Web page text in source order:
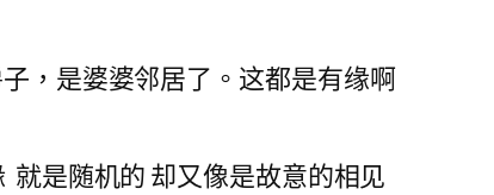
，是婆婆邻居了。这都是有缘啊
就是随机的 却又像是故意的相见